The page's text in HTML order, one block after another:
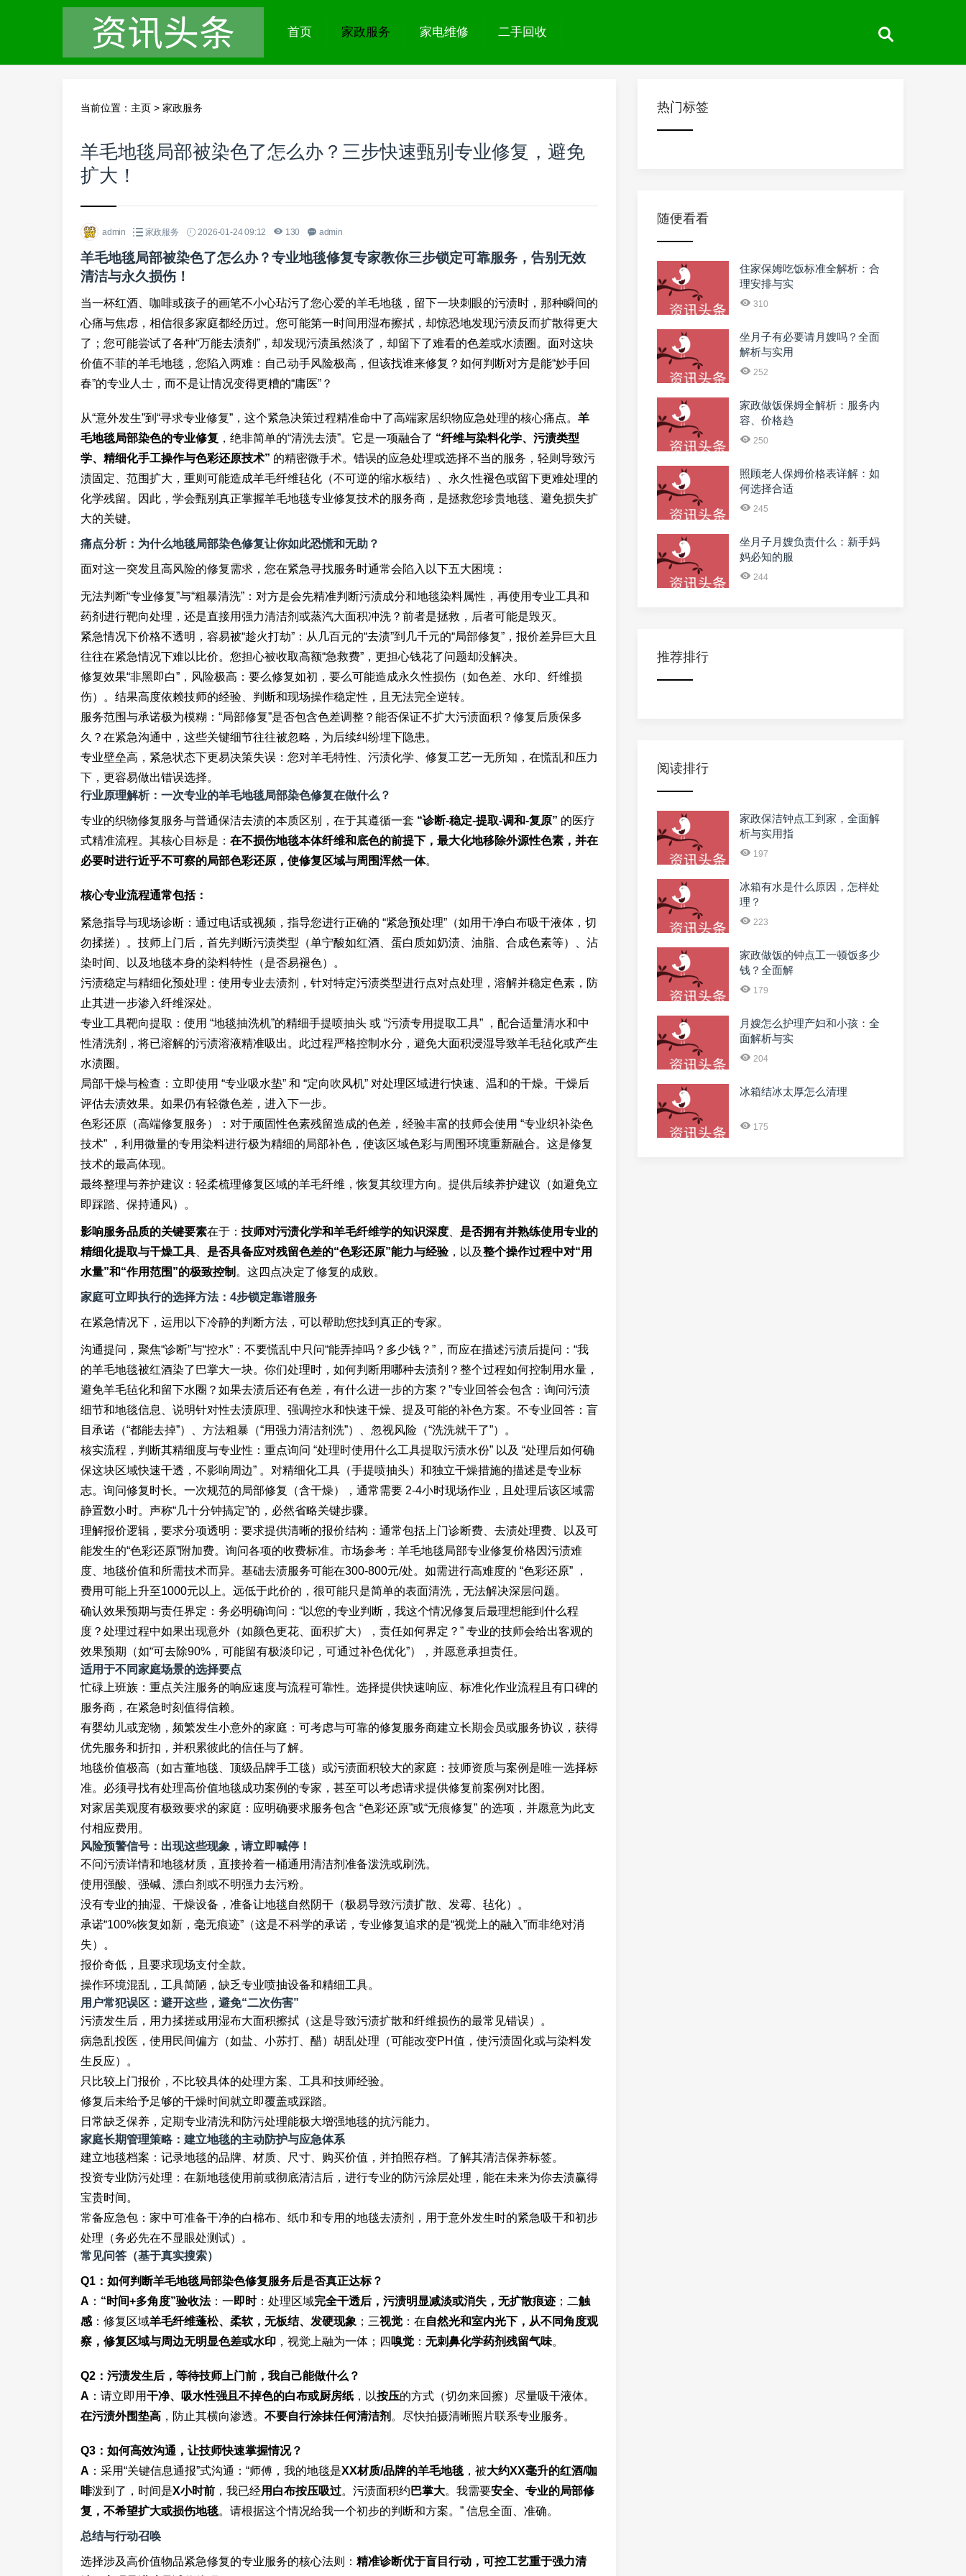
首页 家政服务 家电维修 二手回收
当前位置： 主页 > 家政服务
羊毛地毯局部被染色了怎么办？三步快速甄别专业修复，避免
扩大！
admin 家政服务 2026-01-24 09:12 130 admin
羊毛地毯局部被染色了怎么办？专业地毯修复专家教你三步锁定可靠服务，告别无效
清洁与永久损伤！
当一杯红酒、咖啡或孩子的画笔不小心玷污了您心爱的羊毛地毯，留下一块刺眼的污渍时，那种瞬间的
心痛与焦虑，相信很多家庭都经历过。您可能第一时间用湿布擦拭，却惊恐地发现污渍反而扩散得更大
了；您可能尝试了各种“万能去渍剂”，却发现污渍虽然淡了，却留下了难看的色差或水渍圈。面对这块
价值不菲的羊毛地毯，您陷入两难：自己动手风险极高，但该找谁来修复？如何判断对方是能“妙手回
春”的专业人士，而不是让情况变得更糟的“庸医”？
从“意外发生”到“寻求专业修复”，这个紧急决策过程精准命中了高端家居织物应急处理的核心痛点。 羊
毛地毯局部染色的专业修复 ，绝非简单的“清洗去渍”。它是一项融合了 “纤维与染料化学、污渍类型
学、精细化手工操作与色彩还原技术” 的精密微手术。错误的应急处理或选择不当的服务，轻则导致污
渍固定、范围扩大，重则可能造成羊毛纤维毡化（不可逆的缩水板结）、永久性褪色或留下更难处理的
化学残留。因此，学会甄别真正掌握羊毛地毯专业修复技术的服务商，是拯救您珍贵地毯、避免损失扩
大的关键。
痛点分析：为什么地毯局部染色修复让你如此恐慌和无助？
面对这一突发且高风险的修复需求，您在紧急寻找服务时通常会陷入以下五大困境：
无法判断“专业修复”与“粗暴清洗”：对方是会先精准判断污渍成分和地毯染料属性，再使用专业工具和
药剂进行靶向处理，还是直接用强力清洁剂或蒸汽大面积冲洗？前者是拯救，后者可能是毁灭。
紧急情况下价格不透明，容易被“趁火打劫”：从几百元的“去渍”到几千元的“局部修复”，报价差异巨大且
往往在紧急情况下难以比价。您担心被收取高额“急救费”，更担心钱花了问题却没解决。
修复效果“非黑即白”，风险极高：要么修复如初，要么可能造成永久性损伤（如色差、水印、纤维损
伤）。结果高度依赖技师的经验、判断和现场操作稳定性，且无法完全逆转。
服务范围与承诺极为模糊：“局部修复”是否包含色差调整？能否保证不扩大污渍面积？修复后质保多
久？在紧急沟通中，这些关键细节往往被忽略，为后续纠纷埋下隐患。
专业壁垒高，紧急状态下更易决策失误：您对羊毛特性、污渍化学、修复工艺一无所知，在慌乱和压力
下，更容易做出错误选择。
行业原理解析：一次专业的羊毛地毯局部染色修复在做什么？
专业的织物修复服务与普通保洁去渍的本质区别，在于其遵循一套 “诊断-稳定-提取-调和-复原” 的医疗
式精准流程。其核心目标是： 在不损伤地毯本体纤维和底色的前提下，最大化地移除外源性色素，并在
必要时进行近乎不可察的局部色彩还原，使修复区域与周围浑然一体。
核心专业流程通常包括：
紧急指导与现场诊断：通过电话或视频，指导您进行正确的 “紧急预处理”（如用干净白布吸干液体，切
勿揉搓）。技师上门后，首先判断污渍类型（单宁酸如红酒、蛋白质如奶渍、油脂、合成色素等）、沾
染时间、以及地毯本身的染料特性（是否易褪色）。
污渍稳定与精细化预处理：使用专业去渍剂，针对特定污渍类型进行点对点处理，溶解并稳定色素，防
止其进一步渗入纤维深处。
专业工具靶向提取：使用 “地毯抽洗机”的精细手提喷抽头 或 “污渍专用提取工具” ，配合适量清水和中
性清洗剂，将已溶解的污渍溶液精准吸出。此过程严格控制水分，避免大面积浸湿导致羊毛毡化或产生
水渍圈。
局部干燥与检查：立即使用 “专业吸水垫” 和 “定向吹风机” 对处理区域进行快速、温和的干燥。干燥后
评估去渍效果。如果仍有轻微色差，进入下一步。
色彩还原（高端修复服务）：对于顽固性色素残留造成的色差，经验丰富的技师会使用 “专业织补染色
技术” ，利用微量的专用染料进行极为精细的局部补色，使该区域色彩与周围环境重新融合。这是修复
技术的最高体现。
最终整理与养护建议：轻柔梳理修复区域的羊毛纤维，恢复其纹理方向。提供后续养护建议（如避免立
即踩踏、保持通风）。
影响服务品质的关键要素在于： 技师对污渍化学和羊毛纤维学的知识深度
是否拥有并熟练使用专业的
精细化提取与干燥工具
是否具备应对残留色差的“色彩还原”能力与经验，以及整个操作过程中对“用
水量”和“作用范围”的极致控制 。这四点决定了修复的成败。
家庭可立即执行的选择方法：4步锁定靠谱服务
在紧急情况下，运用以下冷静的判断方法，可以帮助您找到真正的专家。
沟通提问，聚焦“诊断”与“控水”：不要慌乱中只问“能弄掉吗？多少钱？”，而应在描述污渍后提问：“我
的羊毛地毯被红酒染了巴掌大一块。你们处理时，如何判断用哪种去渍剂？整个过程如何控制用水量，
避免羊毛毡化和留下水圈？如果去渍后还有色差，有什么进一步的方案？”专业回答会包含：询问污渍
细节和地毯信息、说明针对性去渍原理、强调控水和快速干燥、提及可能的补色方案。不专业回答：盲
目承诺（“都能去掉”）、方法粗暴（“用强力清洁剂洗”）、忽视风险（“洗洗就干了”）。
核实流程，判断其精细度与专业性：重点询问 “处理时使用什么工具提取污渍水份” 以及 “处理后如何确
保这块区域快速干透，不影响周边” 。对精细化工具（手提喷抽头）和独立干燥措施的描述是专业标
志。询问修复时长。一次规范的局部修复（含干燥），通常需要 2-4小时现场作业，且处理后该区域需
静置数小时。声称“几十分钟搞定”的，必然省略关键步骤。
理解报价逻辑，要求分项透明：要求提供清晰的报价结构：通常包括上门诊断费、去渍处理费、以及可
能发生的“色彩还原”附加费。询问各项的收费标准。市场参考：羊毛地毯局部专业修复价格因污渍难
度、地毯价值和所需技术而异。基础去渍服务可能在300-800元/处。如需进行高难度的 “色彩还原” ，
费用可能上升至1000元以上。远低于此价的，很可能只是简单的表面清洗，无法解决深层问题。
确认效果预期与责任界定：务必明确询问：“以您的专业判断，我这个情况修复后最理想能到什么程
度？处理过程中如果出现意外（如颜色更花、面积扩大），责任如何界定？” 专业的技师会给出客观的
效果预期（如“可去除90%，可能留有极淡印记，可通过补色优化”），并愿意承担责任。
适用于不同家庭场景的选择要点
忙碌上班族：重点关注服务的响应速度与流程可靠性。选择提供快速响应、标准化作业流程且有口碑的
服务商，在紧急时刻值得信赖。
有婴幼儿或宠物，频繁发生小意外的家庭：可考虑与可靠的修复服务商建立长期会员或服务协议，获得
优先服务和折扣，并积累彼此的信任与了解。
地毯价值极高（如古董地毯、顶级品牌手工毯）或污渍面积较大的家庭：技师资质与案例是唯一选择标
准。必须寻找有处理高价值地毯成功案例的专家，甚至可以考虑请求提供修复前案例对比图。
对家居美观度有极致要求的家庭：应明确要求服务包含 “色彩还原”或“无痕修复” 的选项，并愿意为此支
付相应费用。
风险预警信号：出现这些现象，请立即喊停！
不问污渍详情和地毯材质，直接拎着一桶通用清洁剂准备泼洗或刷洗。
使用强酸、强碱、漂白剂或不明强力去污粉。
没有专业的抽湿、干燥设备，准备让地毯自然阴干（极易导致污渍扩散、发霉、毡化）。
承诺“100%恢复如新，毫无痕迹”（这是不科学的承诺，专业修复追求的是“视觉上的融入”而非绝对消
失）。
报价奇低，且要求现场支付全款。
操作环境混乱，工具简陋，缺乏专业喷抽设备和精细工具。
用户常犯误区：避开这些，避免“二次伤害”
污渍发生后，用力揉搓或用湿布大面积擦拭（这是导致污渍扩散和纤维损伤的最常见错误）。
病急乱投医，使用民间偏方（如盐、小苏打、醋）胡乱处理（可能改变PH值，使污渍固化或与染料发
生反应）。
只比较上门报价，不比较具体的处理方案、工具和技师经验。
修复后未给予足够的干燥时间就立即覆盖或踩踏。
日常缺乏保养，定期专业清洗和防污处理能极大增强地毯的抗污能力。
家庭长期管理策略：建立地毯的主动防护与应急体系
建立地毯档案：记录地毯的品牌、材质、尺寸、购买价值，并拍照存档。了解其清洁保养标签。
投资专业防污处理：在新地毯使用前或彻底清洁后，进行专业的防污涂层处理，能在未来为你去渍赢得
宝贵时间。
常备应急包：家中可准备干净的白棉布、纸巾和专用的地毯去渍剂，用于意外发生时的紧急吸干和初步
处理（务必先在不显眼处测试）。
常见问答（基于真实搜索）
Q1：如何判断羊毛地毯局部染色修复服务后是否真正达标？
A ： “时间+多角度”验收法：一即时：处理区域完全干透后，污渍明显减淡或消失，无扩散痕迹 ；二触
感 ：修复区域羊毛纤维蓬松、柔软，无板结、发硬现象 ；三视觉：在自然光和室内光下，从不同角度观
察，修复区域与周边无明显色差或水印 ，视觉上融为一体；四 嗅觉： 无刺鼻化学药剂残留气味。
Q2：污渍发生后，等待技师上门前，我自己能做什么？
A ：请立即用干净、吸水性强且不掉色的白布或厨房纸 ，以按压的方式（切勿来回擦）尽量吸干液体。
在污渍外围垫高 ，防止其横向渗透。 不要自行涂抹任何清洁剂 。尽快拍摄清晰照片联系专业服务。
Q3：如何高效沟通，让技师快速掌握情况？
A ：采用“关键信息通报”式沟通：“师傅，我的地毯是XX材质/品牌的羊毛地毯 ，被大约XX毫升的红酒/咖
啡泼到了，时间是X小时前 ，我已经用白布按压吸过。污渍面积约 巴掌大。我需要安全、专业的局部修
复，不希望扩大或损伤地毯。请根据这个情况给我一个初步的判断和方案。” 信息全面、准确。
总结与行动召唤
选择涉及高价值物品紧急修复的专业服务的核心法则： 精准诊断优于盲目行动，可控工艺重于强力清
热门标签
随便看看
住家保姆吃饭标准全解析：合
理安排与实
310
坐月子有必要请月嫂吗？全面
解析与实用
252
家政做饭保姆全解析：服务内
容、价格趋
250
照顾老人保姆价格表详解：如
何选择合适
245
坐月子月嫂负责什么：新手妈
妈必知的服
244
推荐排行
阅读排行
家政保洁钟点工到家，全面解
析与实用指
197
冰箱有水是什么原因，怎样处
理？
223
家政做饭的钟点工一顿饭多少
钱？全面解
179
月嫂怎么护理产妇和小孩：全
面解析与实
204
冰箱结冰太厚怎么清理
175